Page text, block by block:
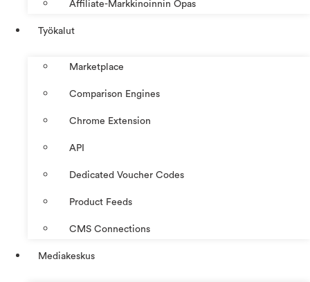
Affiliate-Markkinoinnin Opas
Työkalut
Marketplace
Comparison Engines
Chrome Extension
API
Dedicated Voucher Codes
Product Feeds
CMS Connections
Mediakeskus